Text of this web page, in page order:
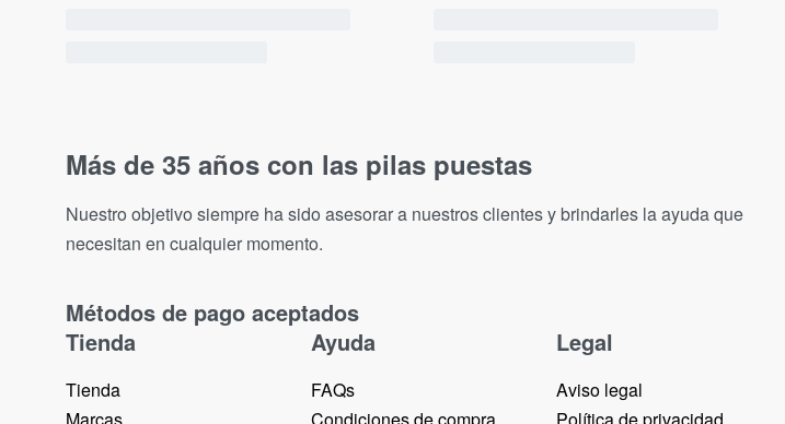
Más de 35 años con las pilas puestas
Nuestro objetivo siempre ha sido asesorar a nuestros clientes y brindarles la ayuda que
necesitan en cualquier momento.
Métodos de pago aceptados
Tienda
Tienda
Marcas
Ayuda
FAQs
Condiciones de compra
Legal
Aviso legal
Política de privacidad